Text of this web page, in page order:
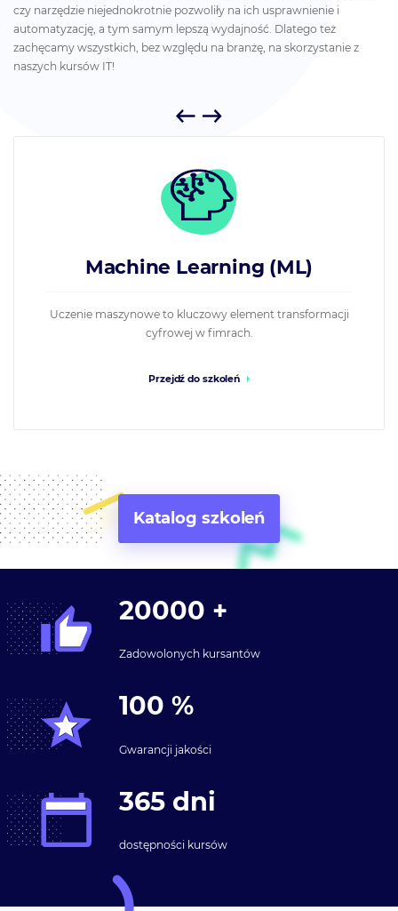
czy narzędzie niejednokrotnie pozwoliły na ich usprawnienie i
automatyzację, a tym samym lepszą wydajność. Dlatego też
zachęcamy wszystkich, bez względu na branżę, na skorzystanie z
naszych kursów IT!
Marketing Automation
Szkolenia z automatyzowania marketingu
Katalog szkoleń
20000 +
Zadowolonych kursantów
100 %
Gwarancji jakości
365dni
dostępności kursów